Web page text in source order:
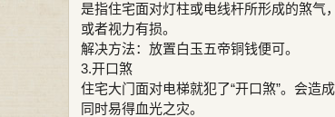
是指住宅面对灯柱或电线杆所形成的煞气
或者视力有损。
解决方法：放置白玉五帝铜钱便可。
3.开口煞
住宅大门面对电梯就犯了“开口煞”。会造
同时易得血光之灾。